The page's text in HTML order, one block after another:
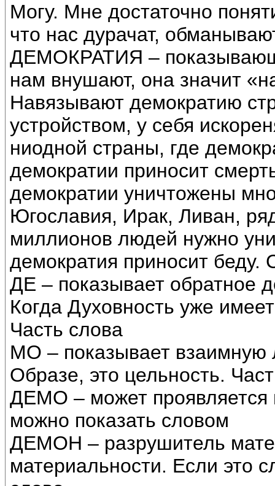
Могу. Мне достаточно
что нас дурачат,
ДЕМОКРАТИЯ –
нам внушают, она значит
Навязывают демократию
устройством, у себя
ниодной страны, где
демократии приносит
демократии уничтожены
Югославия, Ирак, Ливан,
миллионов людей нужно
демократия приносит беду.
ДЕ – показывает обратное
Когда Духовность уже
Часть слова
МО – показывает взаимную
Образе, это цельность.
ДЕМО – может проявляется
можно показать словом
ДЕМОН – разрушитель
материальности. Если это